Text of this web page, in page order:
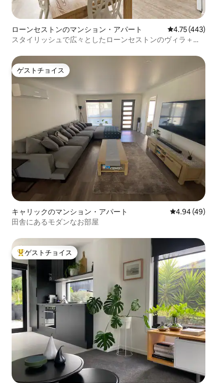
ローンセストンのマンション・アパート レビュー443
4.75 (443)
スタイリッシュで広々としたローンセストンのヴィラ＋無
ゲストチョイス
ゲストチョイス
キャリックのマンション・アパート レビュー49
4.94 (49)
田舎にあるモダンなお部屋
大好評のゲストチョイスです。
ゲストチョイス